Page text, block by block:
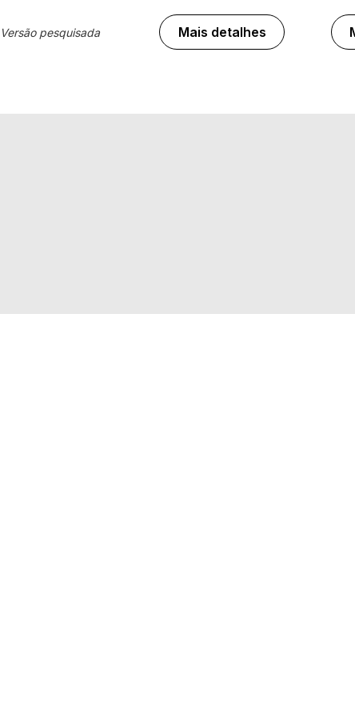
Versão pesquisada Mais detalhes